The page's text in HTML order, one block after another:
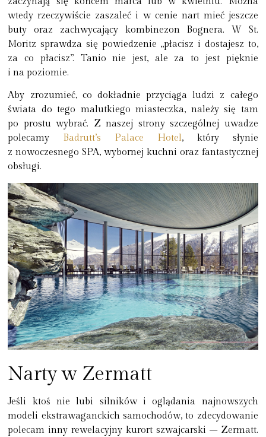
wtedy rzeczywiście zaszaleć i w cenie nart mieć jeszcze
buty oraz zachwycający kombinezon Bognera. W St.
Moritz sprawdza się powiedzenie „płacisz i dostajesz to,
za co płacisz”. Tanio nie jest, ale za to jest pięknie
i na poziomie.
Aby zrozumieć, co dokładnie przyciąga ludzi z całego
świata do tego malutkiego miasteczka, należy się tam
po prostu wybrać. Z naszej strony szczególnej uwadze
polecamy Badrutt’s Palace Hotel, który słynie
znowoczesnego SPA, wybornej kuchni oraz fantastycznej
obsługi.
Narty w Zermatt
Jeśli ktoś nie lubi silników i oglądania najnowszych
modeli ekstrawaganckich samochodów, to zdecydowanie
polecam inny rewelacyjny kurort szwajcarski – Zermatt.